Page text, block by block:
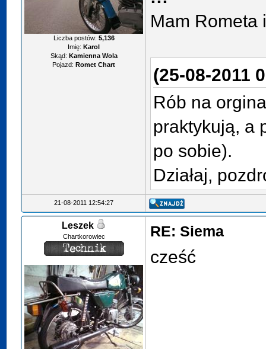
Liczba postów: 5,136
Imię: Karol
Skąd: Kamienna Wola
Pojazd: Romet Chart
Mam Rometa
(25-08-2011
Rób na
praktykują, a
po sobie).
Działaj,
21-08-2011 12:54:27
Leszek
Chartkorowiec RE: Siema
cześć